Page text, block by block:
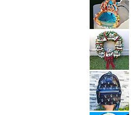
Sleeveless
Black
Lace
Casual
Dress
Size
VINTAGE
DISNEY
FOUNTAIN
WORK
GREAT
Little
Mermaid
Under
The
Sea
Ariel
Sebastian
*LIMITED*
Light
Up
Thomas
Kinkade
Hamilton
Collection
Christmas
*LIMITED